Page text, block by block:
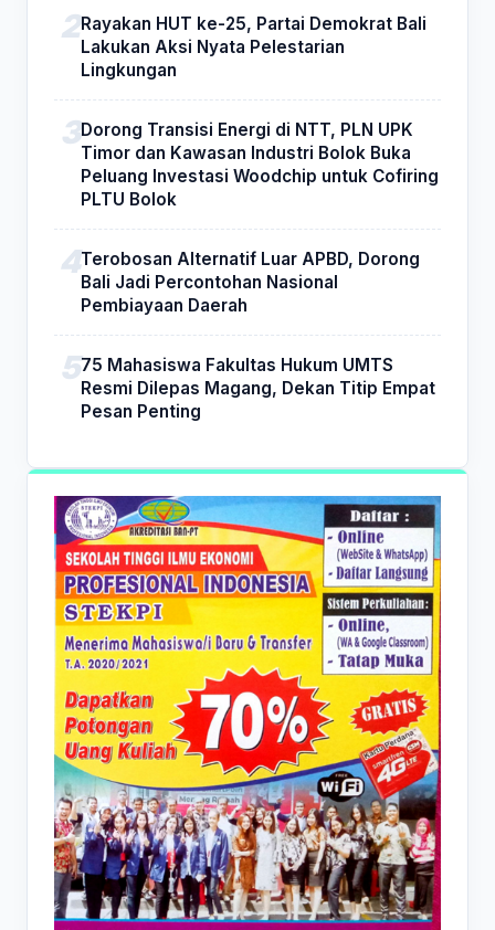
Rayakan HUT ke-25, Partai Demokrat Bali
Lakukan Aksi Nyata Pelestarian
Lingkungan
Dorong Transisi Energi di NTT, PLN UPK
Timor dan Kawasan Industri Bolok Buka
Peluang Investasi Woodchip untuk Cofiring
PLTU Bolok
Terobosan Alternatif Luar APBD, Dorong
Bali Jadi Percontohan Nasional
Pembiayaan Daerah
75 Mahasiswa Fakultas Hukum UMTS
Resmi Dilepas Magang, Dekan Titip Empat
Pesan Penting